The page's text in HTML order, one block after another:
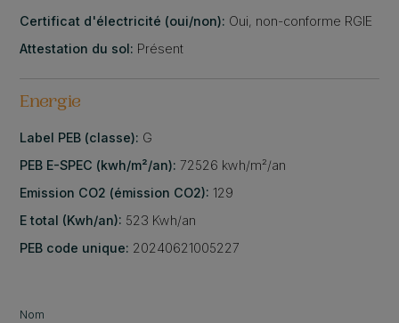
Certificat d'électricité (oui/non): Oui, non-conforme RGIE
Attestation du sol: Présent
Energie
Label PEB (classe): G
PEB E-SPEC (kwh/m²/an):72526 kwh/m²/an
Emission CO2 (émission CO2): 129
E total (Kwh/an): 523 Kwh/an
PEB code unique: 20240621005227